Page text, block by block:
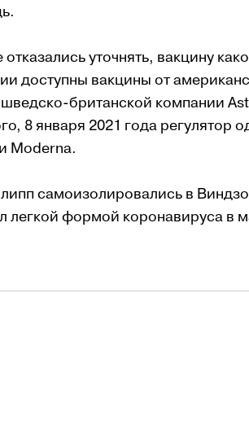
уточнять, вакцину
доступны вакцины от
шведско-британской компании
8 января 2021 года регулятор
Moderna.
самоизолировались в
легкой формой коронавируса в